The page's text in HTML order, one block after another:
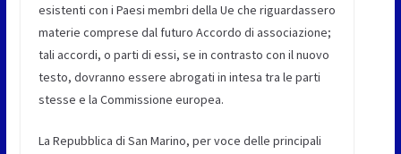
esistenti con i Paesi membri della Ue che riguardassero
materie comprese dal futuro Accordo di associazione;
tali accordi, o parti di essi, se in contrasto con il nuovo
testo, dovranno essere abrogati in intesa tra le parti
stesse e la Commissione europea.
La Repubblica di San Marino, per voce delle principali